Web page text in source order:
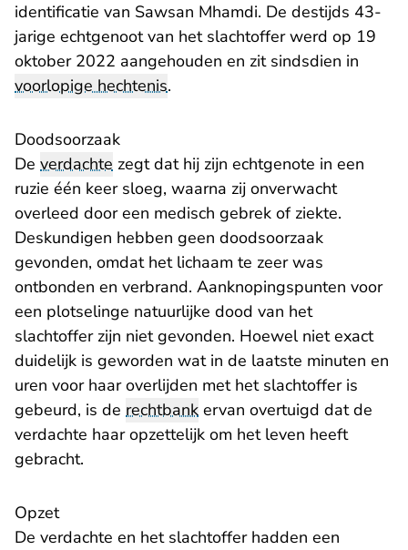
identificatie van Sawsan Mhamdi. De destijds 43-
jarige echtgenoot van het slachtoffer werd op 19
oktober 2022 aangehouden en zit sindsdien in
voorlopige hechtenis.
Doodsoorzaak
De verdachte zegt dat hij zijn echtgenote in een
ruzie één keer sloeg, waarna zij onverwacht
overleed door een medisch gebrek of ziekte.
Deskundigen hebben geen doodsoorzaak
gevonden, omdat het lichaam te zeer was
ontbonden en verbrand. Aanknopingspunten voor
een plotselinge natuurlijke dood van het
slachtoffer zijn niet gevonden. Hoewel niet exact
duidelijk is geworden wat in de laatste minuten en
uren voor haar overlijden met het slachtoffer is
gebeurd, is de rechtbank ervan overtuigd dat de
verdachte haar opzettelijk om het leven heeft
gebracht.
Opzet
De verdachte en het slachtoffer hadden een